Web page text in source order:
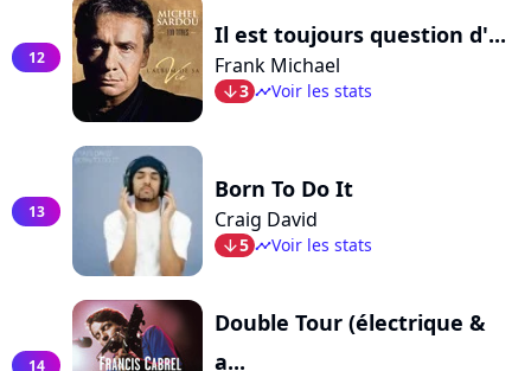
12
Il est toujours question d'...
Frank Michael
arrow_bot3 timelineVoir les stats
13
Born To Do It
Craig David
arrow_bot5 timelineVoir les stats
14
Double Tour (électrique &
a...